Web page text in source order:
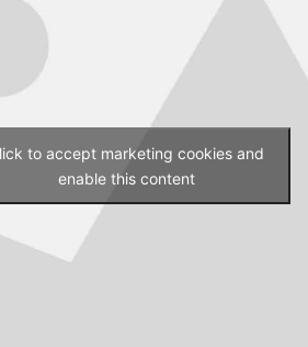
to accept marketing cookies and
enable this content